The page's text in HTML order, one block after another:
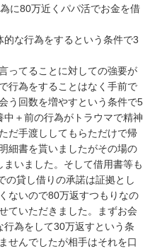
に80万近くパパ活でお金を借
な行為をするという条件で3
ってることに対しての強要が
行為をすることはなく手前で
う回数を増やすという条件で5
＋前の行為がトラウマで精神
だ手渡ししてもらただけで帰
細書を貰いましたがその場の
いました。そして借用書等も
の貸し借りの承諾は証拠とし
ないので80万返すつもりなの
ていただきました。まずお会
為をして30万返すという条
せんでしたが相手はそれを口